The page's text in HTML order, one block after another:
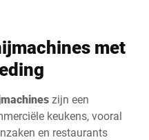
met
zijn een
keukens, vooral
en restaurants